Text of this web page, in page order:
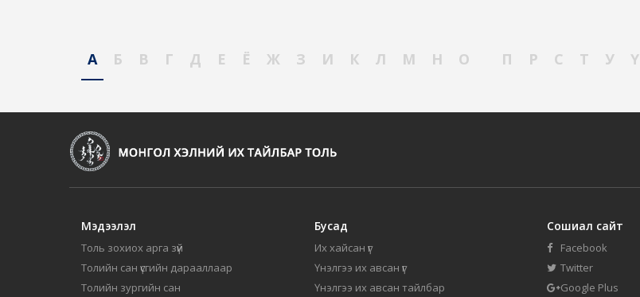
А Б В Г Д Е Ё Ж З И К Л М Н О П Р С Т У Ү
Мэдээлэл
Толь зохиох арга зүй
Толийн сан үсгийн дарааллаар
Толийн зургийн сан
Бусад
Их хайсан үг
Үнэлгээ их авсан үг
Үнэлгээ их авсан тайлбар
Сошиал сайт
Facebook
Twitter
Google Plus